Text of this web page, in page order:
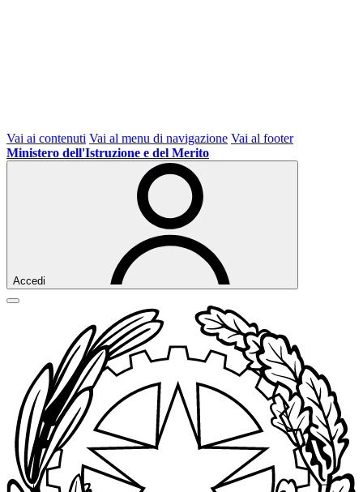
Vai ai contenuti Vai al menu di navigazione Vai al footer
Ministero dell'Istruzione e del Merito
Accedi